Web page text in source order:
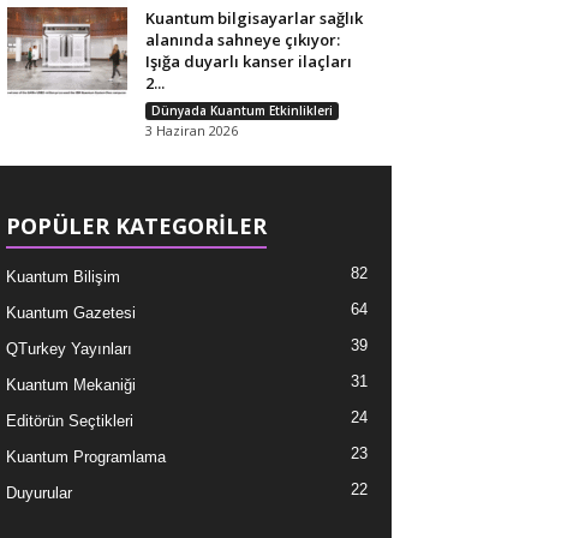
Kuantum bilgisayarlar sağlık
alanında sahneye çıkıyor:
Işığa duyarlı kanser ilaçları
2...
Dünyada Kuantum Etkinlikleri
3 Haziran 2026
POPÜLER KATEGORİLER
Kuantum Bilişim 82
Kuantum Gazetesi 64
QTurkey Yayınları 39
Kuantum Mekaniği 31
Editörün Seçtikleri 24
Kuantum Programlama 23
Duyurular 22